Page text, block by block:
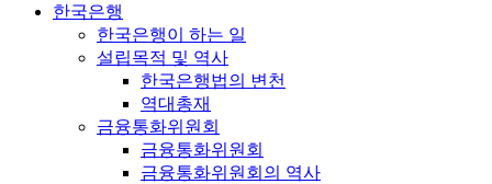
한국은행
한국은행이 하는 일
설립목적 및 역사
한국은행법의 변천
역대총재
금융통화위원회
금융통화위원회
금융통화위원회의 역사